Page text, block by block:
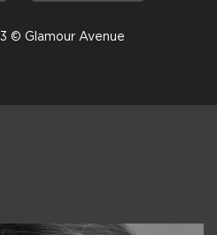
© Glamour Avenue